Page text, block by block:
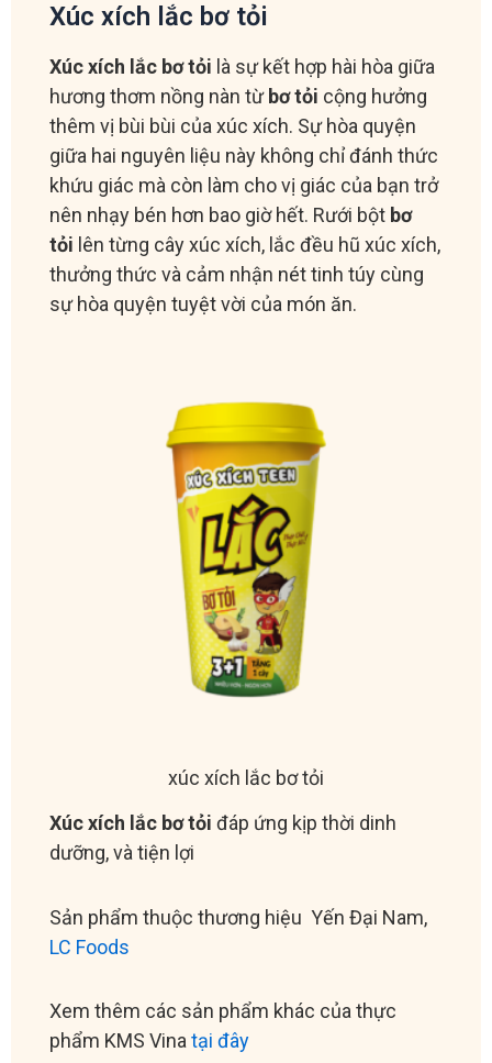
Xúc xích lắc bơ tỏi
Xúc xích lắc bơ tỏi là sự kết hợp hài hòa giữa
hương thơm nồng nàn từbơ tỏi cộng hưởng
thêm vị bùi bùi của xúc xích. Sự hòa quyện
giữa hai nguyên liệu này không chỉ đánh thức
khứu giác mà còn làm cho vị giác của bạn trở
nên nhạy bén hơn bao giờ hết. Rưới bột bơ
tỏi lên từng cây xúc xích, lắc đều hũ xúc xích,
thưởng thức và cảm nhận nét tinh túy cùng
sự hòa quyện tuyệt vời của món ăn.
xúc xích lắc bơ tỏi
Xúc xích lắc bơ tỏi đáp ứng kịp thời dinh
dưỡng, và tiện lợi
Sản phẩm thuộc thương hiệu Yến Đại Nam,
LC Foods
Xem thêm các sản phẩm khác của thực
phẩm KMS Vinatại đây